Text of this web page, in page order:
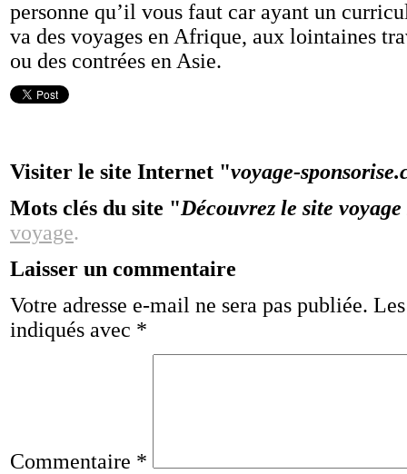
personne qu’il vous faut car ayant un
va des voyages en Afrique, aux lointaines
ou des contrées en Asie.
Visiter le site Internet "voyage-
Mots clés du site "Découvrez le site
voyage.
Laisser un commentaire
Votre adresse e-mail ne sera pas publiée.
indiqués avec *
Commentaire *